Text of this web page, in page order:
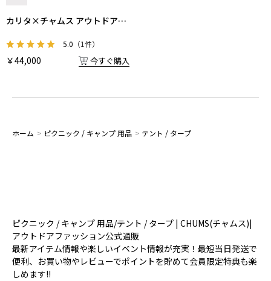
カリタ×チャムス アウトドアコ
5.0 （1件）
￥44,000 今すぐ購入
ホーム > ピクニック / キャンプ 用品 > テント / タープ
ピクニック / キャンプ 用品/テント / タープ | CHUMS(チャムス)|
アウトドアファッション公式通販
最新アイテム情報や楽しいイベント情報が充実！最短当日発送で
便利、お買い物やレビューでポイントを貯めて会員限定特典も楽
しめます!!